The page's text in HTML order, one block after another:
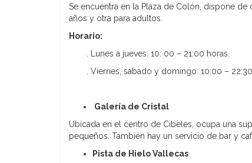
Se encuentra en la Plaza de Colón, dispone
años y otra para adultos.
Horario:
. Lunes a jueves: 10: 00 – 21:00 horas.
. Viernes, sábado y domingo: 10:00 –
Galería de Cristal
Ubicada en el centro de Cibeles, ocupa una
pequeños. También hay un servicio de bar y
Pista de Hielo Vallecas